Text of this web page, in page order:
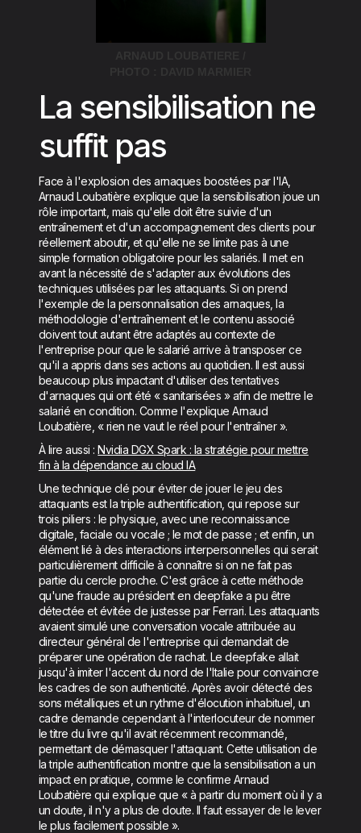
La sensibilisation ne
suffit pas
Face à l'explosion des arnaques boostées par l'IA,
Arnaud Loubatière explique que la sensibilisation joue un
rôle important, mais qu'elle doit être suivie d'un
entraînement et d'un accompagnement des clients pour
réellement aboutir, et qu'elle ne se limite pas à une
simple formation obligatoire pour les salariés. Il met en
avant la nécessité de s'adapter aux évolutions des
techniques utilisées par les attaquants. Si on prend
l'exemple de la personnalisation des arnaques, la
méthodologie d'entraînement et le contenu associé
doivent tout autant être adaptés au contexte de
l'entreprise pour que le salarié arrive à transposer ce
qu'il a appris dans ses actions au quotidien. Il est aussi
beaucoup plus impactant d'utiliser des tentatives
d'arnaques qui ont été « sanitarisées » afin de mettre le
salarié en condition. Comme l'explique Arnaud
Loubatière, « rien ne vaut le réel pour l'entraîner ».
À lire aussi :Nvidia DGX Spark : la stratégie pour mettre
fin à la dépendance au cloud IA
Une technique clé pour éviter de jouer le jeu des
attaquants est la triple authentification, qui repose sur
trois piliers : le physique, avec une reconnaissance
digitale, faciale ou vocale ; le mot de passe ; et enfin, un
élément lié à des interactions interpersonnelles qui serait
particulièrement difficile à connaître si on ne fait pas
partie du cercle proche. C'est grâce à cette méthode
qu'une fraude au président en deepfake a pu être
détectée et évitée de justesse par Ferrari. Les attaquants
avaient simulé une conversation vocale attribuée au
directeur général de l'entreprise qui demandait de
préparer une opération de rachat. Le deepfake allait
jusqu'à imiter l'accent du nord de l'Italie pour convaincre
les cadres de son authenticité. Après avoir détecté des
sons métalliques et un rythme d'élocution inhabituel, un
cadre demande cependant à l'interlocuteur de nommer
le titre du livre qu'il avait récemment recommandé,
permettant de démasquer l'attaquant. Cette utilisation de
la triple authentification montre que la sensibilisation a un
impact en pratique, comme le confirme Arnaud
Loubatière qui explique que « à partir du moment où il y a
un doute, il n'y a plus de doute. Il faut essayer de le lever
le plus facilement possible ».